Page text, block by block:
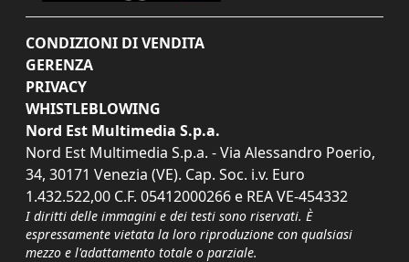
CONDIZIONI DI VENDITA
GERENZA
PRIVACY
WHISTLEBLOWING
Nord Est Multimedia S.p.a.
Nord Est Multimedia S.p.a. - Via Alessandro Poerio,
34, 30171 Venezia (VE). Cap. Soc. i.v. Euro
1.432.522,00 C.F. 05412000266 e REA VE-454332
I diritti delle immagini e dei testi sono riservati. È
espressamente vietata la loro riproduzione con qualsiasi
mezzo e l'adattamento totale o parziale.